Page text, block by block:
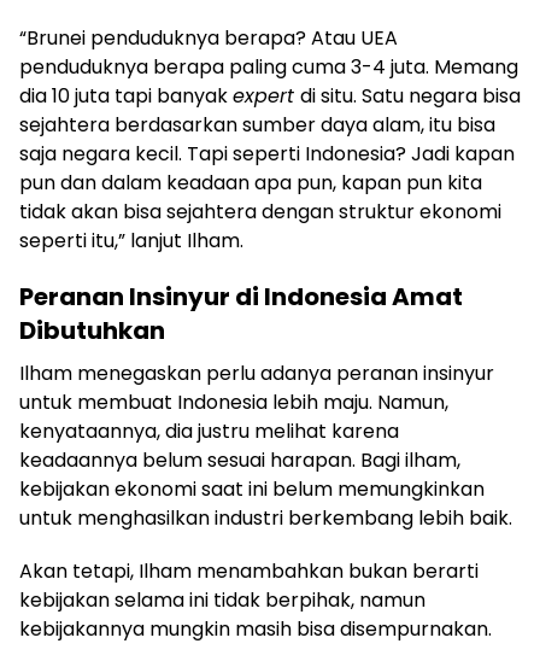
“Brunei penduduknya berapa? Atau UEA
penduduknya berapa paling cuma 3-4 juta. Memang
dia 10 juta tapi banyakexpert di situ. Satu negara bisa
sejahtera berdasarkan sumber daya alam, itu bisa
saja negara kecil. Tapi seperti Indonesia? Jadi kapan
pun dan dalam keadaan apa pun, kapan pun kita
tidak akan bisa sejahtera dengan struktur ekonomi
seperti itu,” lanjut Ilham.
Peranan Insinyur di Indonesia Amat
Dibutuhkan
Ilham menegaskan perlu adanya peranan insinyur
untuk membuat Indonesia lebih maju. Namun,
kenyataannya, dia justru melihat karena
keadaannya belum sesuai harapan. Bagi ilham,
kebijakan ekonomi saat ini belum memungkinkan
untuk menghasilkan industri berkembang lebih baik.
Akan tetapi, Ilham menambahkan bukan berarti
kebijakan selama ini tidak berpihak, namun
kebijakannya mungkin masih bisa disempurnakan.